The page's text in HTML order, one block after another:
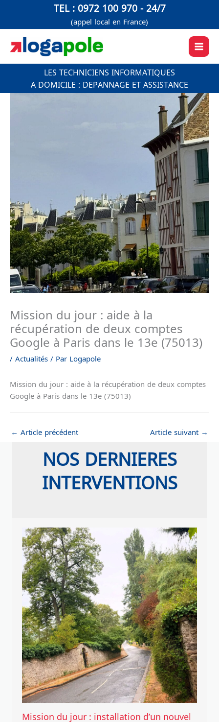
contenu
TEL : 0972 100 970 - 24/7
(appel local en France)
LES TECHNICIENS INFORMATIQUES
A DOMICILE : DEPANNAGE ET ASSISTANCE
Mission du jour : aide à la
récupération de deux comptes
Google à Paris dans le 13e (75013)
/ Actualités / Par Logapole
Mission du jour : aide à la récupération de deux comptes
Google à Paris dans le 13e (75013)
← Article précédent Article suivant →
NOS DERNIERES
INTERVENTIONS
Mission du jour : installation d’un nouvel